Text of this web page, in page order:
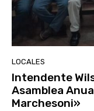
LOCALES
Intendente
Asamblea
Marchesoni»